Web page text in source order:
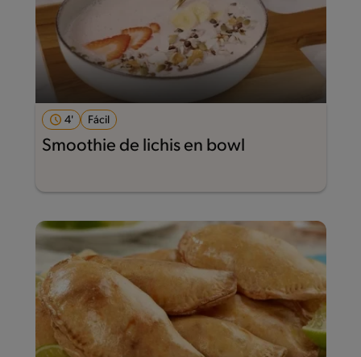
4' Fácil
Smoothie de lichis en bowl